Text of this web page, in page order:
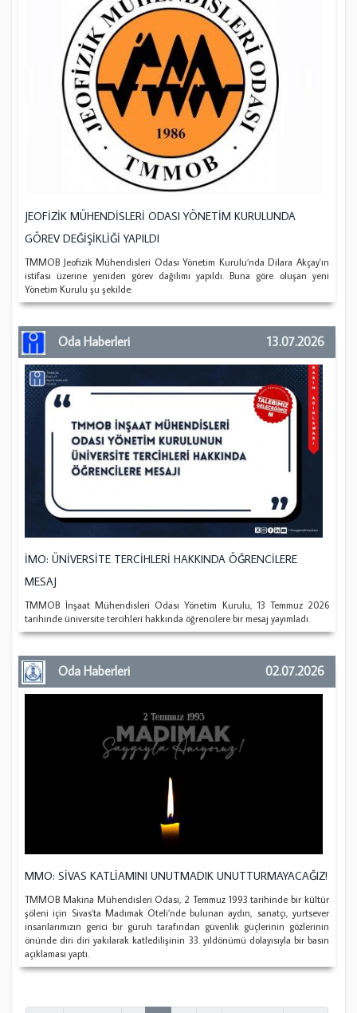
JEOFİZİK MÜHENDİSLERİ ODASI YÖNETİM KURULUNDA
GÖREV DEĞİŞİKLİĞİ YAPILDI
TMMOB Jeofizik Mühendisleri Odası Yönetim Kurulu’nda Dilara Akçay'ın
istifası üzerine yeniden görev dağılımı yapıldı. Buna göre oluşan yeni
Yönetim Kurulu şu şekilde:
Oda Haberleri 13.07.2026
İMO: ÜNİVERSİTE TERCİHLERİ HAKKINDA ÖĞRENCİLERE
MESAJ
TMMOB İnşaat Mühendisleri Odası Yönetim Kurulu, 13 Temmuz 2026
tarihinde üniversite tercihleri hakkında öğrencilere bir mesaj yayımladı.
Oda Haberleri 02.07.2026
MMO: SİVAS KATLİAMINI UNUTMADIK UNUTTURMAYACAĞIZ!
TMMOB Makina Mühendisleri Odası, 2 Temmuz 1993 tarihinde bir kültür
şöleni için Sivas’ta Madımak Oteli’nde bulunan aydın, sanatçı, yurtsever
insanlarımızın gerici bir güruh tarafından güvenlik güçlerinin gözlerinin
önünde diri diri yakılarak katledilişinin 33. yıldönümü dolayısıyla bir basın
açıklaması yaptı.